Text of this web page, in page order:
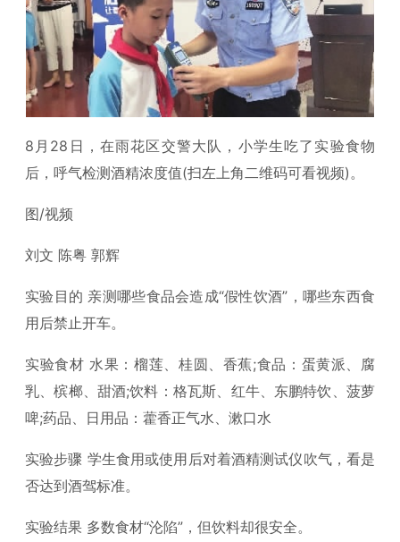
8月28日，在雨花区交警大队，小学生吃了实验食物
后，呼气检测酒精浓度值(扫左上角二维码可看视频)。
图/视频
刘文 陈粤 郭辉
实验目的 亲测哪些食品会造成“假性饮酒”，哪些东西食
用后禁止开车。
实验食材 水果：榴莲、桂圆、香蕉;食品：蛋黄派、腐
乳、槟榔、甜酒;饮料：格瓦斯、红牛、东鹏特饮、菠萝
啤;药品、日用品：藿香正气水、漱口水
实验步骤 学生食用或使用后对着酒精测试仪吹气，看是
否达到酒驾标准。
实验结果 多数食材“沦陷”，但饮料却很安全。